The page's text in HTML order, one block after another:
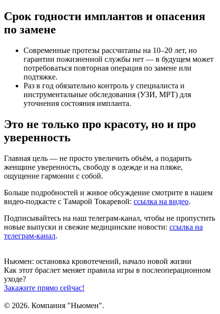
Срок годности имплантов и опасения
по замене
Современные протезы рассчитаны на 10–20 лет, но
гарантии пожизненной службы нет — в будущем может
потребоваться повторная операция по замене или
подтяжке.
Раз в год обязательно контроль у специалиста и
инструментальные обследования (УЗИ, МРТ) для
уточнения состояния импланта.
Это не только про красоту, но и про
уверенность
Главная цель — не просто увеличить объём, а подарить
женщине уверенность, свободу в одежде и на пляже,
ощущение гармонии с собой.
Больше подробностей и живое обсуждение смотрите в нашем
видео-подкасте с Тамарой Токаревой: ссылка на видео.
Подписывайтесь на наш телеграм-канал, чтобы не пропустить
новые выпуски и свежие медицинские новости: ссылка на
телеграм-канал.
Ньюмен: остановка кровотечений, начало новой жизни
Как этот браслет меняет правила игры в послеоперационном
уходе?
Закажите прямо сейчас!
© 2026. Компания "Ньюмен".